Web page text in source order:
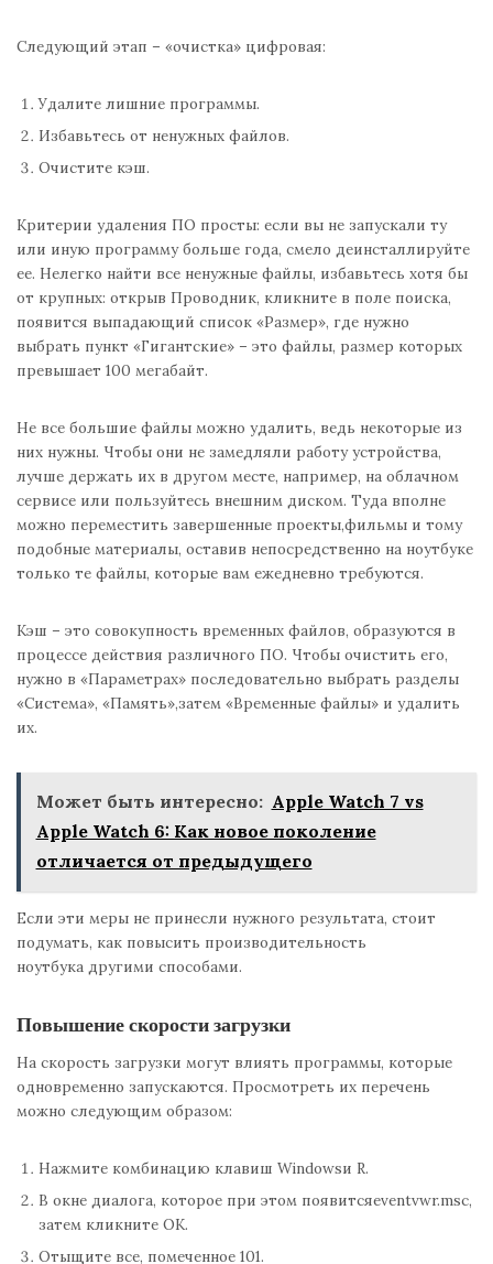
Следующий этап – «очистка» цифровая:
Удалите лишние программы.
Избавьтесь от ненужных файлов.
Очистите кэш.
Критерии удаления ПО просты: если вы не запускали ту
или иную программу больше года, смело деинсталлируйте
ее. Нелегко найти все ненужные файлы, избавьтесь хотя бы
от крупных: открыв Проводник, кликните в поле поиска,
появится выпадающий список «Размер», где нужно
выбрать пункт «Гигантские» – это файлы, размер которых
превышает 100 мегабайт.
Не все большие файлы можно удалить, ведь некоторые из
них нужны. Чтобы они не замедляли работу устройства,
лучше держать их в другом месте, например, на облачном
сервисе или пользуйтесь внешним диском. Туда вполне
можно переместить завершенные проекты,фильмы и тому
подобные материалы, оставив непосредственно на ноутбуке
только те файлы, которые вам ежедневно требуются.
Кэш – это совокупность временных файлов, образуются в
процессе действия различного ПО. Чтобы очистить его,
нужно в «Параметрах» последовательно выбрать разделы
«Система», «Память»,затем «Временные файлы» и удалить
их.
Может быть интересно: Apple Watch 7 vs
Apple Watch 6: Как новое поколение
отличается от предыдущего
Если эти меры не принесли нужного результата, стоит
подумать, как повысить производительность
ноутбука другими способами.
Повышение скорости загрузки
На скорость загрузки могут влиять программы, которые
одновременно запускаются. Просмотреть их перечень
можно следующим образом:
Нажмите комбинацию клавиш Windowsи R.
В окне диалога, которое при этом появитсяeventvwr.msc,
затем кликните ОК.
Отыщите все, помеченное 101.